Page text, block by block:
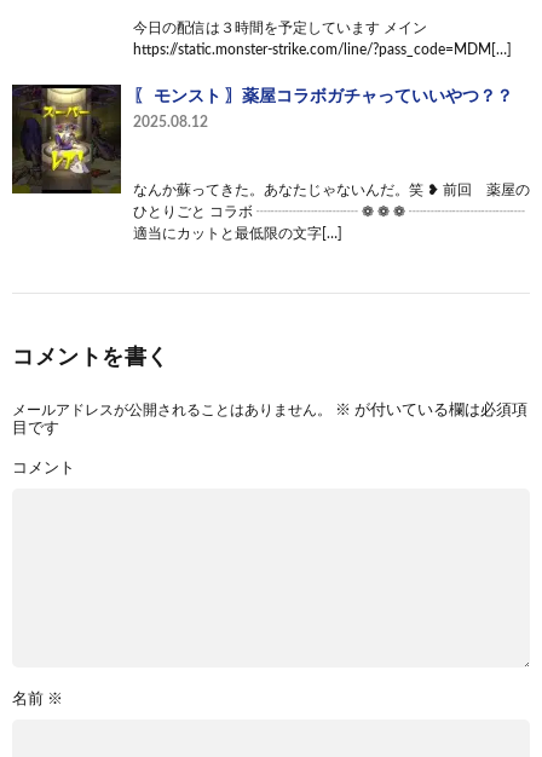
今日の配信は３時間を予定しています メイン
https://static.monster-strike.com/line/?pass_code=MDM[…]
〖 モンスト 〗薬屋コラボガチャっていいやつ？？
2025.08.12
なんか蘇ってきた。あなたじゃないんだ。笑 ❥ 前回 薬屋の
ひとりごと コラボ ┈┈┈┈┈┈┈ ❁ ❁ ❁ ┈┈┈┈┈┈┈┈
適当にカットと最低限の文字[…]
コメントを書く
メールアドレスが公開されることはありません。 ※ が付いている欄は必須項
目です
コメント
名前 ※